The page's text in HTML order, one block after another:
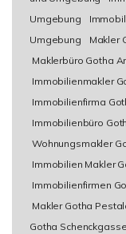
Umgebung
Umgebung
Makler
Maklerbüro Gotha
Immobilienmakler
Immobilienfirma
Immobilienbüro
Wohnungsmakler
Immobilien Makler
Immobilienfirmen
Makler Gotha
Gotha